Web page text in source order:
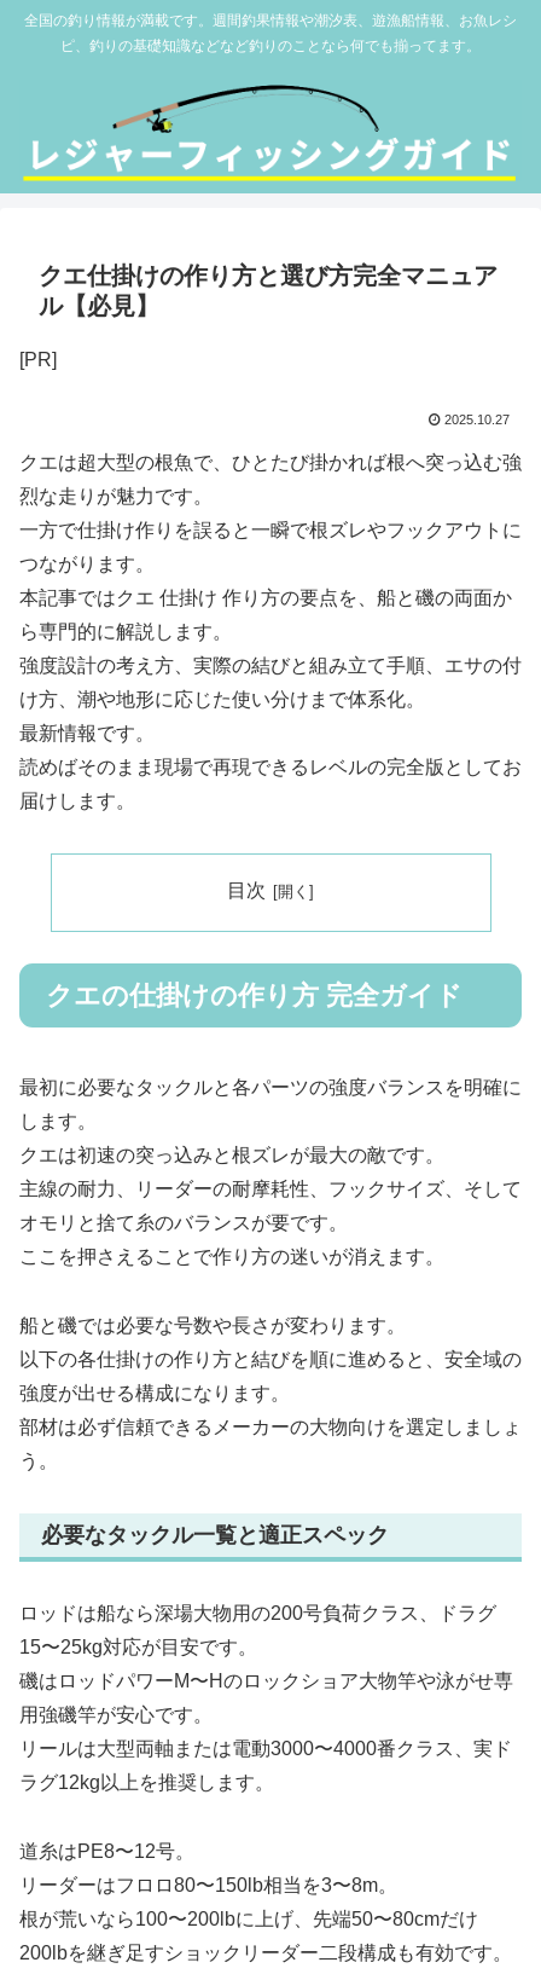
全国の釣り情報が満載です。週間釣果情報や潮汐表、遊漁船情報、お魚レシ
ピ、釣りの基礎知識などなど釣りのことなら何でも揃ってます。
クエ仕掛けの作り方と選び方完全マニュア
ル【必見】
[PR]
2025.10.27
クエは超大型の根魚で、ひとたび掛かれば根へ突っ込む強
烈な走りが魅力です。
一方で仕掛け作りを誤ると一瞬で根ズレやフックアウトに
つながります。
本記事ではクエ 仕掛け 作り方の要点を、船と磯の両面か
ら専門的に解説します。
強度設計の考え方、実際の結びと組み立て手順、エサの付
け方、潮や地形に応じた使い分けまで体系化。
最新情報です。
読めばそのまま現場で再現できるレベルの完全版としてお
届けします。
目次
クエの仕掛けの作り方 完全ガイド
最初に必要なタックルと各パーツの強度バランスを明確に
します。
クエは初速の突っ込みと根ズレが最大の敵です。
主線の耐力、リーダーの耐摩耗性、フックサイズ、そして
オモリと捨て糸のバランスが要です。
ここを押さえることで作り方の迷いが消えます。
船と磯では必要な号数や長さが変わります。
以下の各仕掛けの作り方と結びを順に進めると、安全域の
強度が出せる構成になります。
部材は必ず信頼できるメーカーの大物向けを選定しましょ
う。
必要なタックル一覧と適正スペック
ロッドは船なら深場大物用の200号負荷クラス、ドラグ
15〜25kg対応が目安です。
磯はロッドパワーM〜Hのロックショア大物竿や泳がせ専
用強磯竿が安心です。
リールは大型両軸または電動3000〜4000番クラス、実ド
ラグ12kg以上を推奨します。
道糸はPE8〜12号。
リーダーはフロロ80〜150lb相当を3〜8m。
根が荒いなら100〜200lbに上げ、先端50〜80cmだけ
200lbを継ぎ足すショックリーダー二段構成も有効です。